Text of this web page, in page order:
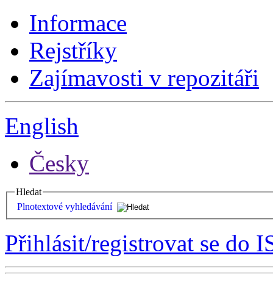
Informace
Rejstříky
Zajímavosti v repozitáři
English
Česky
Hledat
Plnotextové vyhledávání
Přihlásit/registrovat se do